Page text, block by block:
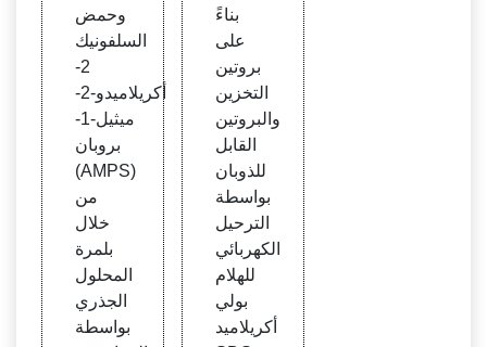
وحمض
السلفونيك
2-
أكريلاميدو-2-
ميثيل-1-
بروبان
(AMPS)
من
خلال
بلمرة
المحلول
الجذري
بواسطة
بناءً
على
بروتين
التخزين
والبروتين
القابل
للذوبان
بواسطة
الترحيل
الكهربائي
للهلام
بولي
أكريلاميد